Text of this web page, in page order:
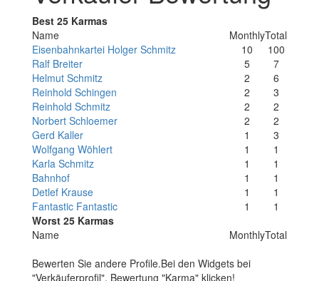
Best 25 Karmas
Name
MonthlyTotal
Eisenbahnkartei Holger Schmitz
10
100
Ralf Breiter
5
7
Helmut Schmitz
2
6
Reinhold Schingen
2
3
Reinhold Schmitz
2
2
Norbert Schloemer
2
2
Gerd Kaller
1
3
Wolfgang Wöhlert
1
1
Karla Schmitz
1
1
Bahnhof
1
1
Detlef Krause
1
1
Fantastic Fantastic
1
1
Worst 25 Karmas
Name
MonthlyTotal
Bewerten Sie andere Profile.Bei den Widgets bei
"Verkäuferprofil". Bewertung "Karma" klicken!